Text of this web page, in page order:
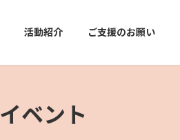
活動紹介 ご支援のお願い
イベント